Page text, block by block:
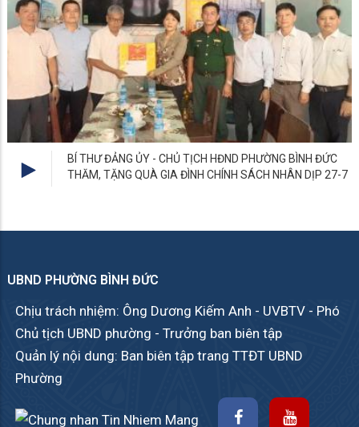
UBND PHƯỜNG BÌNH ĐỨC
Chịu trách nhiệm: Ông Dương Kiếm Anh - UVBTV - Phó
Chủ tịch UBND phường - Trưởng ban biên tập
Quản lý nội dung: Ban biên tập trang TTĐT UBND
Phường